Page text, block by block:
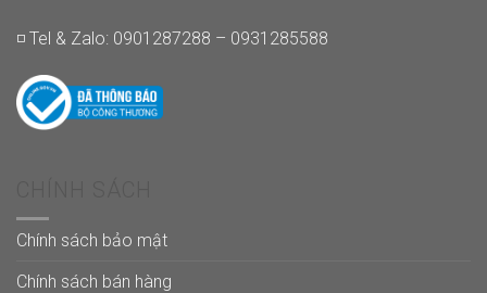
◽ Tel & Zalo: 0901287288 – 0931285588
Chính sách bảo mật
Chính sách bán hàng